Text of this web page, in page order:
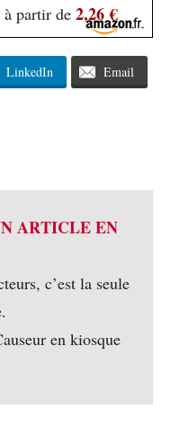
partir de 2,26 €
LinkedIn Email
ARTICLE EN
c’est la seule
en kiosque